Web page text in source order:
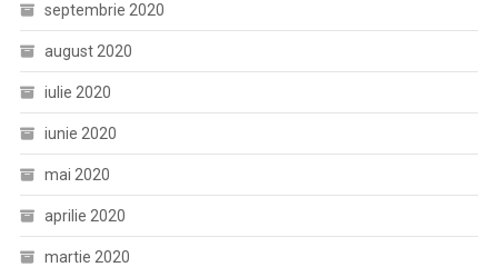
septembrie 2020
august 2020
iulie 2020
iunie 2020
mai 2020
aprilie 2020
martie 2020